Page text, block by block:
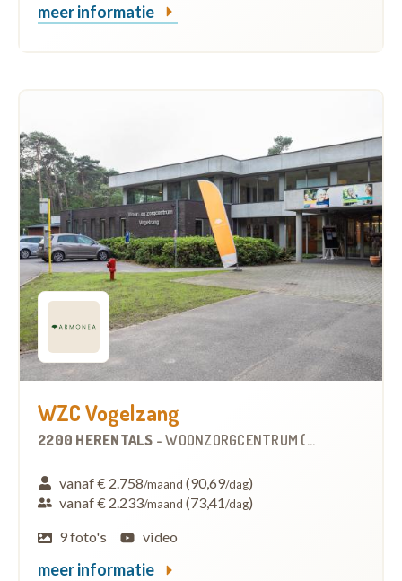
meer informatie
WZC Vogelzang
2200 HERENTALS -WOONZORGCENTRUM (WZC)
vanaf € 2.758/maand (90,69/dag)
vanaf € 2.233/maand (73,41/dag)
9 foto's
video
meer informatie